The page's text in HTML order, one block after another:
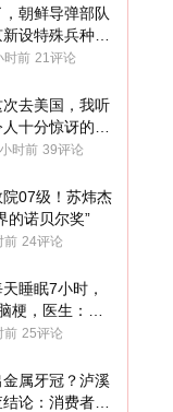
朝鲜导弹部队
设特殊兵种，
旗
时前 21评论
去美国，我听
十分惊讶的消
时前 39评论
院07级！苏炜杰
的诺贝尔奖”
前 24评论
睡眠7小时，
梗，医生：这
前 25评论
属牙冠？泸溪
论：消费者已